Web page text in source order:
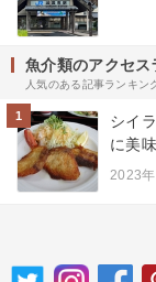
魚介類のアクセス
人気のある記事ランキン
1
シイ
に美
2023